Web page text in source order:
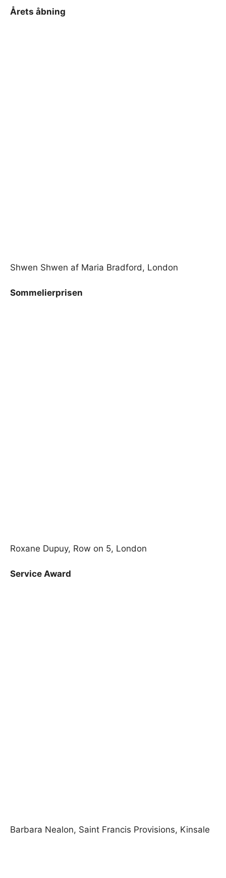
Årets åbning
Shwen Shwen af ​​Maria Bradford, London
Sommelierprisen
Roxane Dupuy, Row on 5, London
Service Award
Barbara Nealon, Saint Francis Provisions, Kinsale